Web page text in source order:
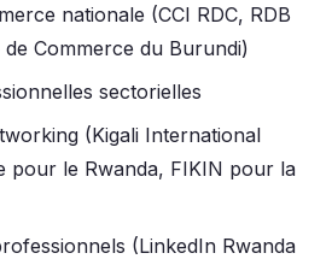
nationale (CCI RDC, RDB
Commerce du Burundi)
sectorielles
(Kigali International
pour le Rwanda, FIKIN pour la
(LinkedIn Rwanda